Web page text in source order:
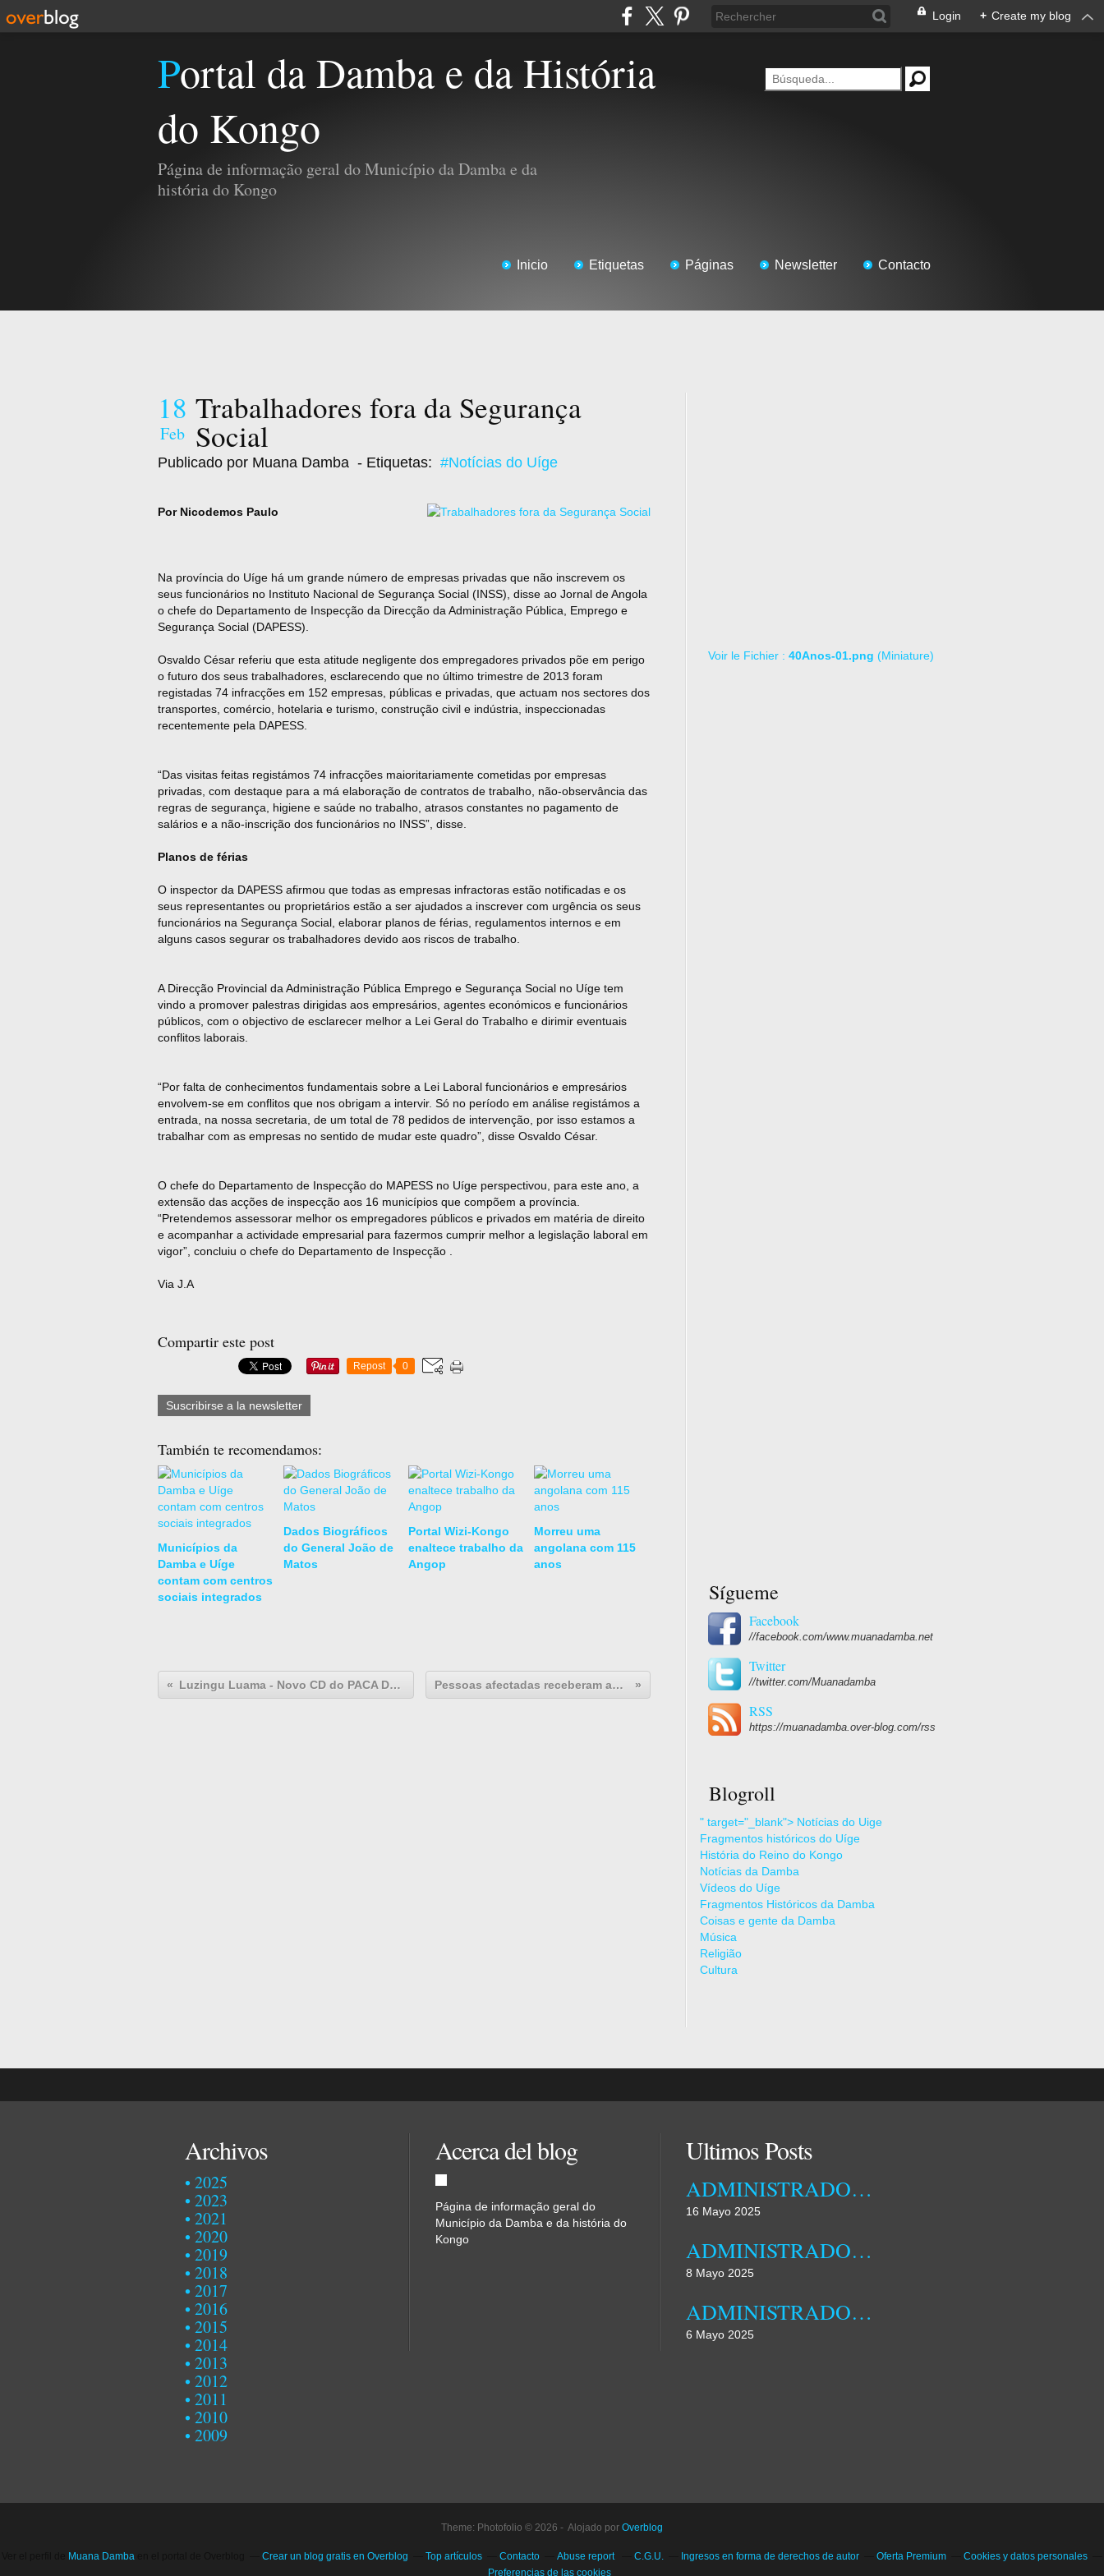
Login + Create my blog
Portal da Damba e da História
do Kongo
Página de informação geral do Município da Damba e da
história do Kongo
Inicio Etiquetas Páginas Newsletter Contacto
18
Feb
Trabalhadores fora da Segurança
Social
Publicado por Muana Damba - Etiquetas: #Notícias do Uíge
Por Nicodemos Paulo
Na província do Uíge há um grande número de empresas privadas que não inscrevem os
seus funcionários no Instituto Nacional de Segurança Social (INSS), disse ao Jornal de Angola
o chefe do Departamento de Inspecção da Direcção da Administração Pública, Emprego e
Segurança Social (DAPESS).
Osvaldo César referiu que esta atitude negligente dos empregadores privados põe em perigo
o futuro dos seus trabalhadores, esclarecendo que no último trimestre de 2013 foram
registadas 74 infracções em 152 empresas, públicas e privadas, que actuam nos sectores dos
transportes, comércio, hotelaria e turismo, construção civil e indústria, inspeccionadas
recentemente pela DAPESS.
“Das visitas feitas registámos 74 infracções maioritariamente cometidas por empresas
privadas, com destaque para a má elaboração de contratos de trabalho, não-observância das
regras de segurança, higiene e saúde no trabalho, atrasos constantes no pagamento de
salários e a não-inscrição dos funcionários no INSS”, disse.
Planos de férias
O inspector da DAPESS afirmou que todas as empresas infractoras estão notificadas e os
seus representantes ou proprietários estão a ser ajudados a inscrever com urgência os seus
funcionários na Segurança Social, elaborar planos de férias, regulamentos internos e em
alguns casos segurar os trabalhadores devido aos riscos de trabalho.
A Direcção Provincial da Administração Pública Emprego e Segurança Social no Uíge tem
vindo a promover palestras dirigidas aos empresários, agentes económicos e funcionários
públicos, com o objectivo de esclarecer melhor a Lei Geral do Trabalho e dirimir eventuais
conflitos laborais.
“Por falta de conhecimentos fundamentais sobre a Lei Laboral funcionários e empresários
envolvem-se em conflitos que nos obrigam a intervir. Só no período em análise registámos a
entrada, na nossa secretaria, de um total de 78 pedidos de intervenção, por isso estamos a
trabalhar com as empresas no sentido de mudar este quadro”, disse Osvaldo César.
O chefe do Departamento de Inspecção do MAPESS no Uíge perspectivou, para este ano, a
extensão das acções de inspecção aos 16 municípios que compõem a província.
“Pretendemos assessorar melhor os empregadores públicos e privados em matéria de direito
e acompanhar a actividade empresarial para fazermos cumprir melhor a legislação laboral em
vigor”, concluiu o chefe do Departamento de Inspecção .
Via J.A
Compartir este post
Repost 0
Suscribirse a la newsletter
También te recomendamos:
Municípios da
Damba e Uíge
contam com centros
sociais integrados
Dados Biográficos
do General João de
Matos
Portal Wizi-Kongo
enaltece trabalho da
Angop
Morreu uma
angolana com 115
anos
Luzingu Luama - Novo CD do PACA DAVIS Pessoas afectadas receberam apoio
Voir le Fichier : 40Anos-01.png (Miniature)
Sígueme
Facebook
//facebook.com/www.muanadamba.net
Twitter
//twitter.com/Muanadamba
RSS
https://muanadamba.over-blog.com/rss
Blogroll
" target="_blank"> Notícias do Uige
Fragmentos históricos do Uíge
História do Reino do Kongo
Notícias da Damba
Vídeos do Uíge
Fragmentos Históricos da Damba
Coisas e gente da Damba
Música
Religião
Cultura
Archivos
2025
2023
2021
2020
2019
2018
2017
2016
2015
2014
2013
2012
2011
2010
2009
Acerca del blog
Página de informação geral do
Município da Damba e da história do
Kongo
Ultimos Posts
ADMINISTRADORA MUNICIPAL DA DAMBA RECEBEU ONTEM TÉCNICOS DA EMPRESA OSSIYETO
16 Mayo 2025
ADMINISTRADORA MUNICIPAL DA DAMBA REALIZOU HOJE JORNADA DE CAMPO
8 Mayo 2025
ADMINISTRADORA MUNICIPAL DA DAMBA DESTACA FAMÍLIA COMO NÚCLEO FUNDAMENTAL DA SOCIEDADE
6 Mayo 2025
Theme: Photofolio © 2026 - Alojado por Overblog
Muana Damba Crear un blog gratis en Overblog Top artículos Contacto Abuse report C.G.U. Ingresos en forma de derechos de autor Oferta Premium
Cookies y datos personales
Preferencias de las cookies